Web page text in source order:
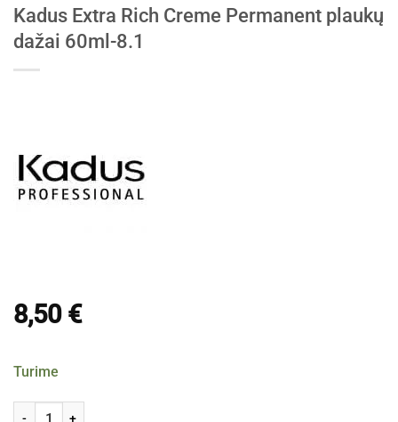
Kadus Extra Rich Creme Permanent plaukų
dažai 60ml-8.1
8,50 €
Turime
produkto kiekis: Kadus Extra Rich Creme Permanent plaukų dažai